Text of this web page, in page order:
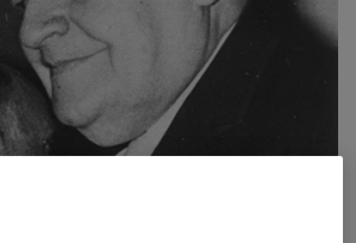
i jego dorobku Polskie Radio od 2005 roku
Reportażystów "Melchiory"